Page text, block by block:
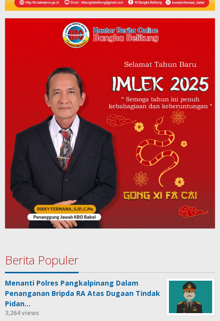
Berita Populer
Menanti Polres Pangkalpinang Dalam
Penanganan Bripda RA Atas Dugaan Tindak
Pidan…
3,264 views